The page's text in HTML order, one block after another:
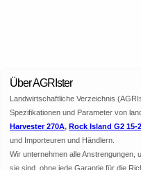
Über AGRIster
Landwirtschaftliche Verzeichnis
Spezifikationen und Parameter von
Harvester 270A, Rock Island G2 15-
und Importeuren und Händlern.
Wir unternehmen alle
sie sind, ohne jede Garantie für die